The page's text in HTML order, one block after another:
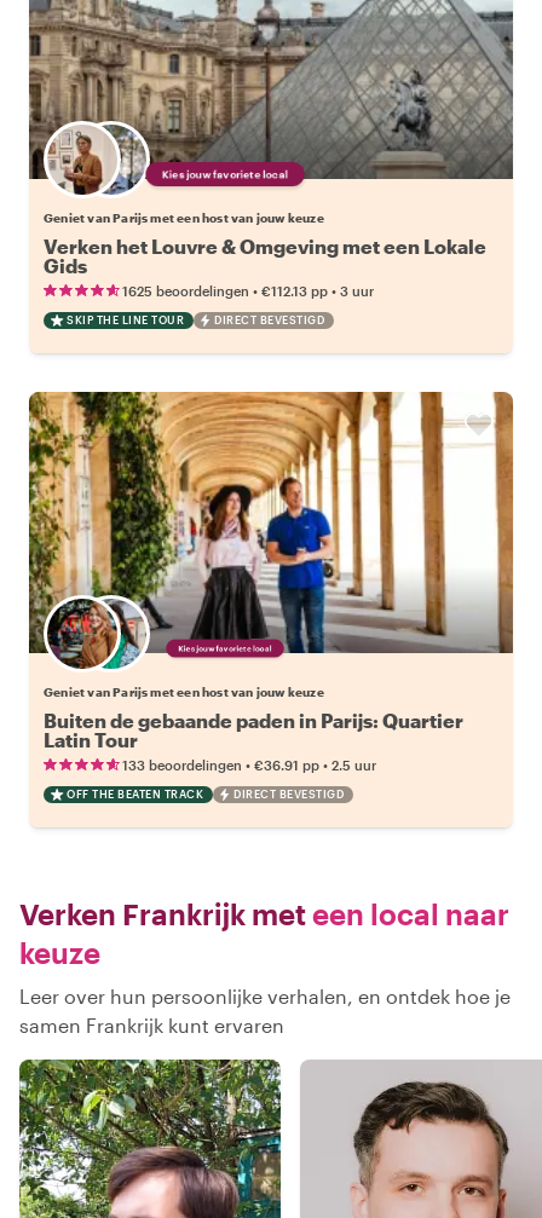
Kies jouw favoriete local
Geniet van Parijs met een host van jouw keuze
Verken het Louvre & Omgeving met een Lokale
Gids
1625 beoordelingen • €112.13 pp • 3 uur
SKIP THE LINE TOUR DIRECT BEVESTIGD
Kies jouw favoriete local
Geniet van Parijs met een host van jouw keuze
Buiten de gebaande paden in Parijs: Quartier
Latin Tour
133 beoordelingen • €36.91 pp • 2.5 uur
OFF THE BEATEN TRACK DIRECT BEVESTIGD
Verken Frankrijk meteen local naar
keuze
Leer over hun persoonlijke verhalen, en ontdek hoe je
samen Frankrijk kunt ervaren